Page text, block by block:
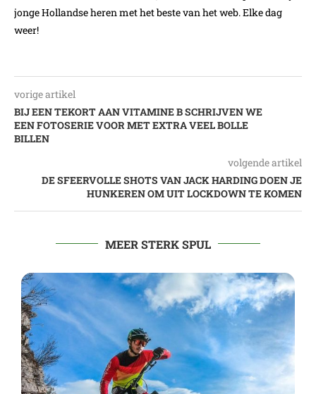
jonge Hollandse heren met het beste van het web. Elke dag
weer!
vorige artikel
BIJ EEN TEKORT AAN VITAMINE B SCHRIJVEN WE
EEN FOTOSERIE VOOR MET EXTRA VEEL BOLLE
BILLEN
volgende artikel
DE SFEERVOLLE SHOTS VAN JACK HARDING DOEN JE
HUNKEREN OM UIT LOCKDOWN TE KOMEN
MEER STERK SPUL